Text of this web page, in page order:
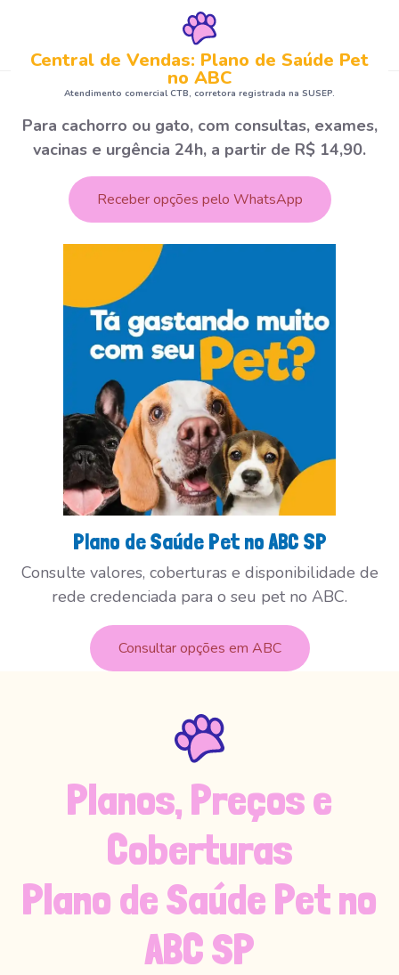
Central de Vendas: Plano de Saúde Pet
no ABC
Atendimento comercial CTB, corretora registrada na SUSEP.
Para cachorro ou gato, com consultas, exames,
vacinas e urgência 24h, a partir de R$ 14,90.
Receber opções pelo WhatsApp
Plano de Saúde Pet no ABC SP
Consulte valores, coberturas e disponibilidade de
rede credenciada para o seu pet no ABC.
Consultar opções em ABC
Planos, Preços e
Coberturas
Plano de Saúde Pet no
ABC SP